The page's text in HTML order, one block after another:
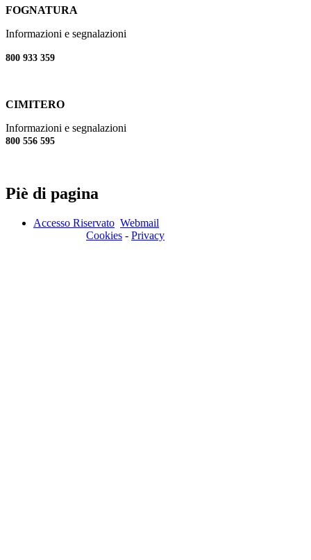
FOGNATURA
Informazioni e segnalazioni
800 933 359
CIMITERO
Informazioni e segnalazioni
800 556 595
Piè di pagina
Accesso Riservato Webmail
Cookies - Privacy